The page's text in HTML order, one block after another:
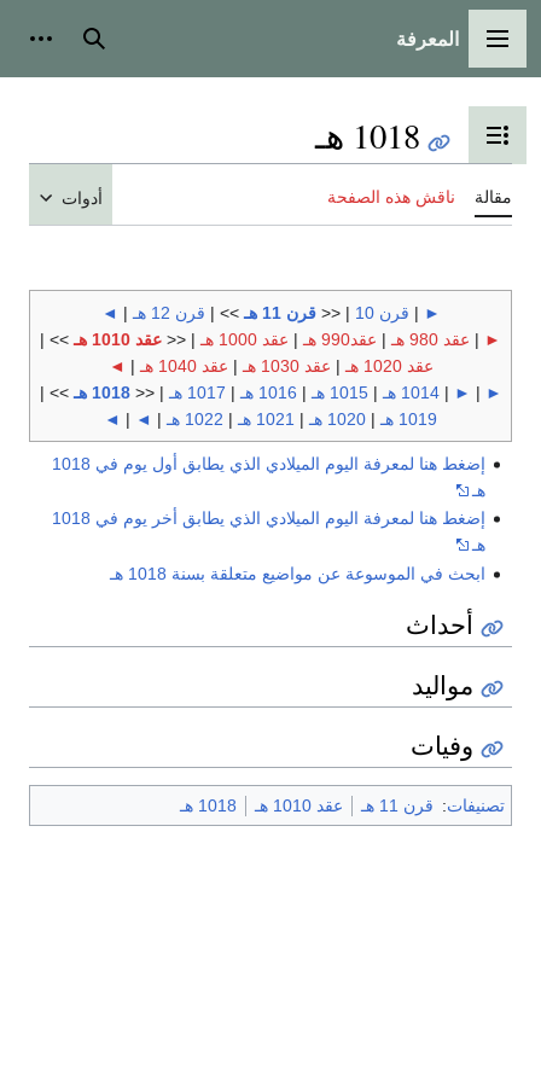
القائمة الرئيسية
المعرفة بحث
تبديل عرض جدول المحتويات
1018 هـ
مقالة ناقش هذه الصفحة أدوات
►
| قرن 10 | <<قرن 11 هـ >> | قرن 12 هـ |
◄
►
| عقد 980 هـ | عقد990 هـ | عقد 1000 هـ | << عقد 1010 هـ
>> |
عقد 1020 هـ
| عقد 1030 هـ | عقد 1040 هـ |
◄
►
|
►
|1014 هـ |1015 هـ | 1016 هـ | 1017 هـ | <<1018 هـ
>> |
1019 هـ
| 1020 هـ | 1021 هـ | 1022 هـ |
◄
|
◄
إضغط هنا لمعرفة اليوم الميلادي الذي يطابق أول يوم في 1018
هـ
إضغط هنا لمعرفة اليوم الميلادي الذي يطابق أخر يوم في 1018
هـ
ابحث في الموسوعة عن مواضيع متعلقة بسنة 1018 هـ
أحداث
مواليد
وفيات
تصنيفات: قرن 11 هـ عقد 1010 هـ 1018 هـ